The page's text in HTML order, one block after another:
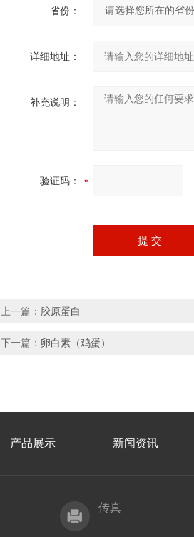
省份：
详细地址：
补充说明：
验证码：
上一篇： 胶原蛋白
下一篇： 卵白素（鸡蛋）
产品展示 新闻资讯
传真